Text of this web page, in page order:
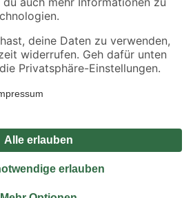
MwSt.. Die dargestellten Angebote sind unter
Die angegebenen Verfügbarkeiten beziehen
gilt nicht für Artikel mit Speditionsversand, hier
Impressum
Vertrag widerrufen